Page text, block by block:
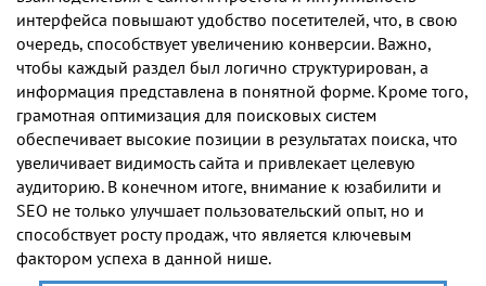
интерфейса повышают удобство посетителей, что, в свою
очередь, способствует увеличению конверсии. Важно,
чтобы каждый раздел был логично структурирован, а
информация представлена в понятной форме. Кроме того,
грамотная оптимизация для поисковых систем
обеспечивает высокие позиции в результатах поиска, что
увеличивает видимость сайта и привлекает целевую
аудиторию. В конечном итоге, внимание к юзабилити и
SEO не только улучшает пользовательский опыт, но и
способствует росту продаж, что является ключевым
фактором успеха в данной нише.